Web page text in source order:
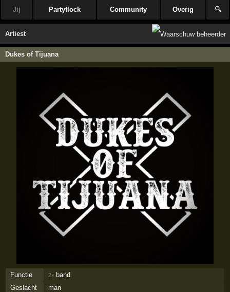
Jij Partyflock Community Overig 🔍
Artiest
Dukes of Tijuana
Functie 2× band
Geslacht
man